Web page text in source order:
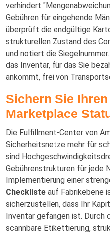
verhindert
Gebühren für eingehende
überprüft die endgültige
strukturellen Zustand des
und notiert die
das Inventar, für das Sie
ankommt, frei von
Sichern Sie
Marketplace
Die Fulfillment-Center von
Sicherheitsnetze mehr für
sind
Gebührenstrukturen für jede
Implementierung einer
Checkliste auf Fabrikebene
sicherzustellen, dass Ihr
Inventar gefangen ist. Durch
scannbare Etikettierung,